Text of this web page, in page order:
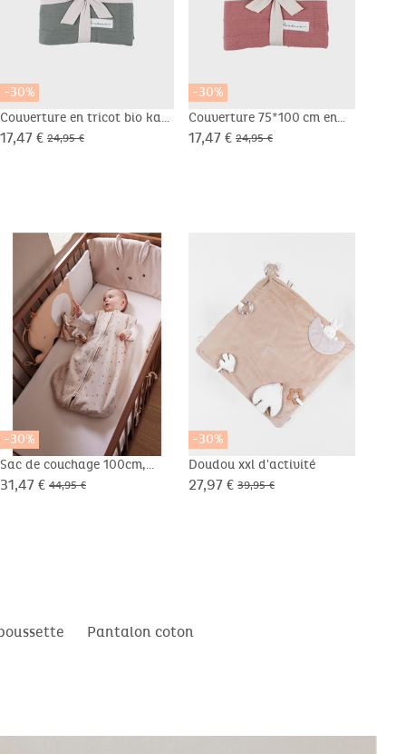
-30%
Couverture en tricot bio kaki
75x100 cm
17,47 € 24,95 €
-30%
Couverture 75*100 cm en
tricot bio
17,47 € 24,95 €
-30%
Sac de couchage 100cm,
manches amovibles, jersey
31,47 € 44,95 €
-30%
Doudou xxl d'activité
27,97 € 39,95 €
Pantalon coton